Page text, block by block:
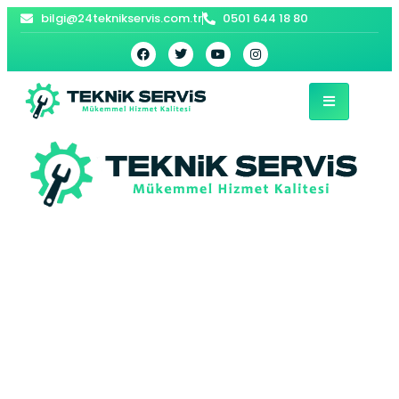
bilgi@24teknikservis.com.tr 0501 644 18 80